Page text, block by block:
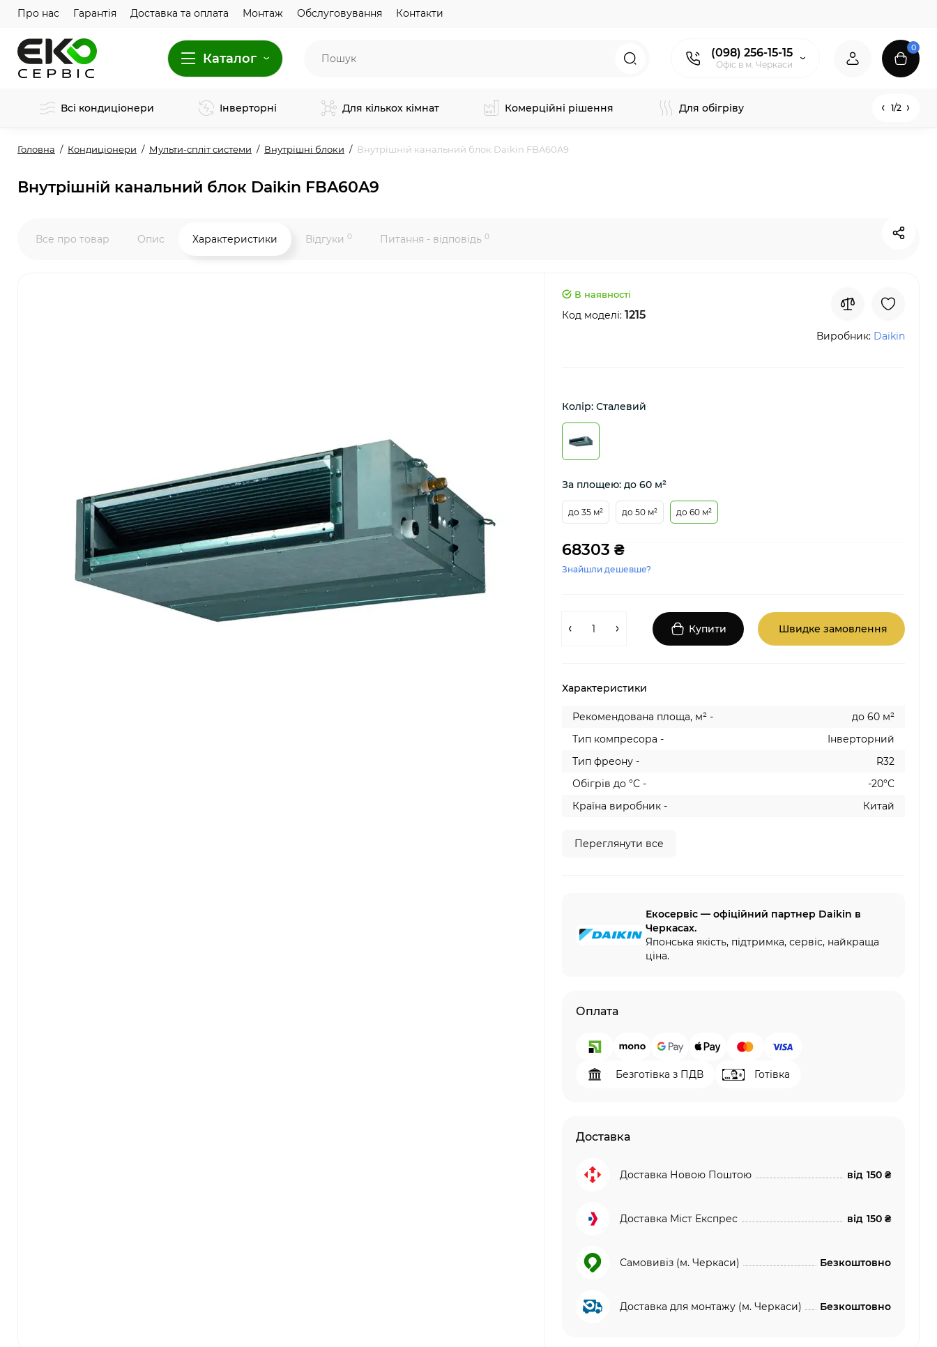
Про нас Гарантія Доставка та оплата Монтаж Обслуговування Контакти
Каталог (098) 256-15-15
Офіс в м. Черкаси
0
Всі кондиціонери Інверторні Для кількох кімнат Комерційні рішення Для обігріву 1/2
Головна Кондиціонери Мульти-спліт системи Внутрішні блоки Внутрішній канальний блок Daikin FBA60A9
Внутрішній канальний блок Daikin FBA60A9
Все про товар Опис Характеристики Відгуки 0 Питання - відповідь 0
В наявності
Код моделі: 1215
Виробник: Daikin
Колір: Сталевий
За площею: до 60 м²
до 35 м² до 50 м² до 60 м²
68303 ₴
Знайшли дешевше?
Купити Швидке замовлення
Характеристики
Рекомендована площа, м² -
до 60 м²
Тип компресора -
Інверторний
Тип фреону -
R32
Обігрів до °C -
-20°C
Країна виробник -
Китай
Переглянути все
Екосервіс — офіційний партнер Daikin в
Черкасах.
Японська якість, підтримка, сервіс, найкраща
ціна.
Оплата
Безготівка з ПДВ Готівка
Доставка
Доставка Новою Поштою від 150 ₴
Доставка Міст Експрес від 150 ₴
Самовивіз (м. Черкаси) Безкоштовно
Доставка для монтажу (м. Черкаси) Безкоштовно